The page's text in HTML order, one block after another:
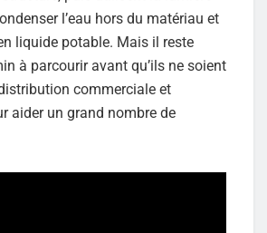
l’eau hors du matériau et
liquide potable. Mais il reste
à parcourir avant qu’ils ne soient
commerciale et
aider un grand nombre de